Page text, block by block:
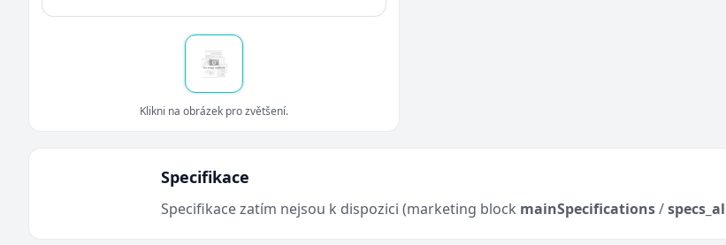
Klikni na obrázek pro zvětšení.
Specifikace
Specifikace zatím nejsou k dispozici (marketing block mainSpecifications/